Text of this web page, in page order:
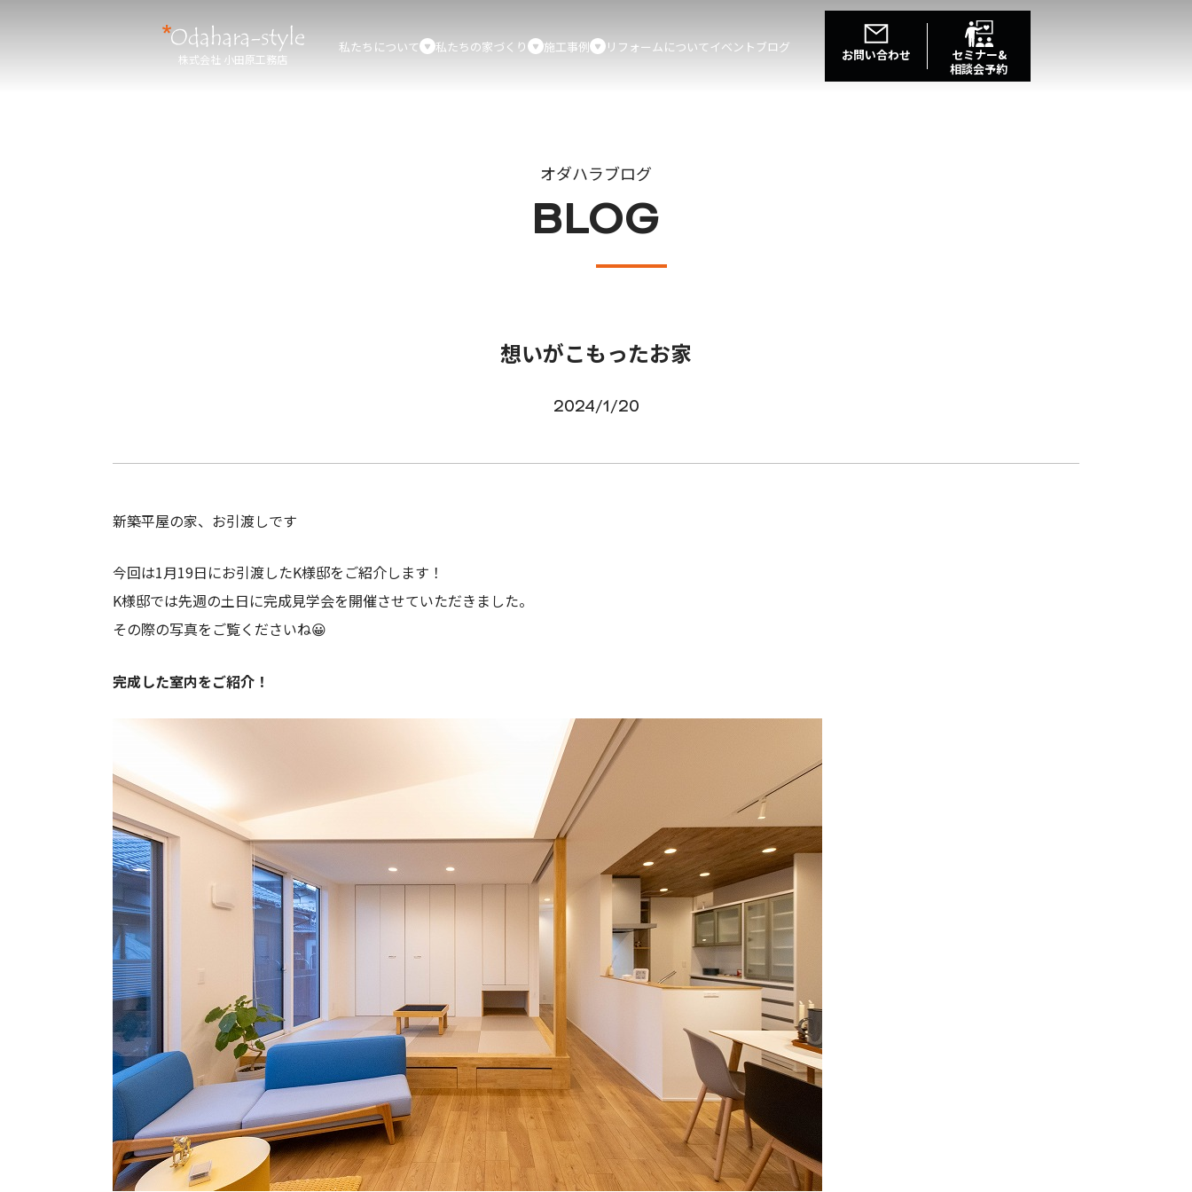
株式会社 小田原工務店
私たちについて 私たちの家づくり 施工事例 リフォームについてイベント ブログ お問い合わせ
セミナー&
相談会予約
オダハラブログ
BLOG
想いがこもったお家
2024/1/20
新築平屋の家、お引渡しです
今回は1月19日にお引渡したK様邸をご紹介します！
K様邸では先週の土日に完成見学会を開催させていただきました。
その際の写真をご覧くださいね😀
完成した室内をご紹介！